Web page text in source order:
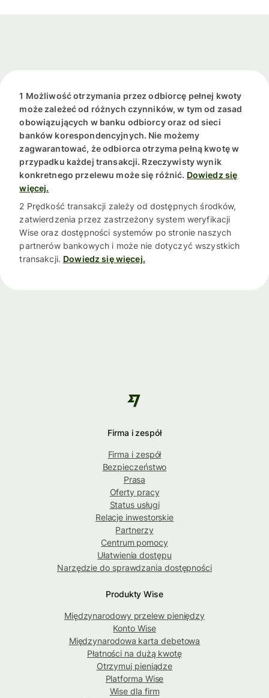
1 Możliwość otrzymania przez odbiorcę pełnej kwoty
może zależeć od różnych czynników, w tym od zasad
obowiązujących w banku odbiorcy oraz od sieci
banków korespondencyjnych. Nie możemy
zagwarantować, że odbiorca otrzyma pełną kwotę w
przypadku każdej transakcji. Rzeczywisty wynik
konkretnego przelewu może się różnić. Dowiedz się
więcej.
2 Prędkość transakcji zależy od dostępnych środków,
zatwierdzenia przez zastrzeżony system weryfikacji
Wise oraz dostępności systemów po stronie naszych
partnerów bankowych i może nie dotyczyć wszystkich
transakcji. Dowiedz się więcej.
Firma i zespół
Firma i zespół
Bezpieczeństwo
Prasa
Oferty pracy
Status usługi
Relacje inwestorskie
Partnerzy
Centrum pomocy
Ułatwienia dostępu
Narzędzie do sprawdzania dostępności
Produkty Wise
Międzynarodowy przelew pieniędzy
Konto Wise
Międzynarodowa karta debetowa
Płatności na dużą kwotę
Otrzymuj pieniądze
Platforma Wise
Wise dla firm